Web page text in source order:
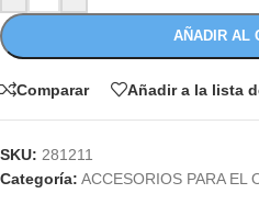
AÑADIR AL
Comparar Añadir a la lista
SKU: 281211
Categoría: ACCESORIOS PARA EL